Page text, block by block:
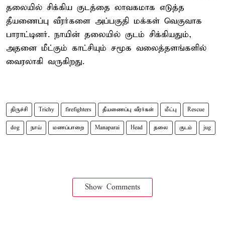
தலையில் சிக்கிய குடத்தை லாவகமாக எடுத்த
தீயணைப்பு வீரர்களை அப்பகுதி மக்கள் வெகுவாக
பாராட்டினர். நாயின் தலையில் குடம் சிக்கியதும்,
அதனை மீட்கும் காட்சியும் சமூக வலைத்தளங்களில்
வைரலாகி வருகிறது.
திருச்சி Trichy firefighters தீயணைப்பு வீரர்கள் மீட்பு Rescue
dog நாய் மணப்பாறை Manaparai Head தலை குடம் jug
Show Comments